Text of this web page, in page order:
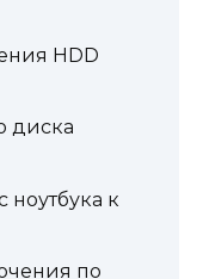
HDD
диска
ноутбука к
по